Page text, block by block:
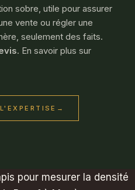
sobre, utile pour assurer
vente ou régler une
seulement des faits.
. En savoir plus sur
→